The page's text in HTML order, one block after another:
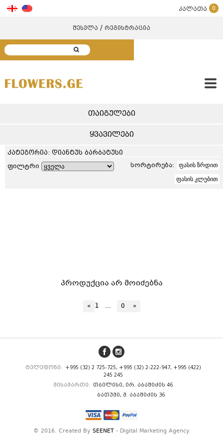
კალათა 0
შესვლა / რეგისტრაცია
თაიგულები
ყვავილები
კატეგორია: დიანტუს ბარბატუსი
ფილტრი სორტირება:
ფასის ზრდით
ფასის კლებით
პროდუქცია არ მოიძებნა
« 1 ... 0 »
ტელეფონი: +995 (32) 2 725-725, +995 (32) 2-222-947, +995 (422)
245 245
მისამართი: თბილისი, ირ. აბაშიძის 46
ბათუმი, მ. აბაშიძის 36
© 2016. Created By SEENET- Digital Marketing Agency